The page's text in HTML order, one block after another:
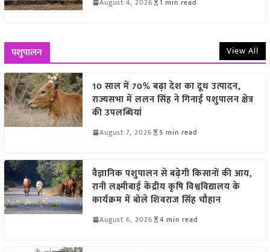
पशुपालन View All
10 साल में 70% बढ़ा देश का दूध उत्पादन,
राज्यसभा में ललन सिंह ने गिनाईं पशुपालन क्षेत्र
की उपलब्धियां
August 7, 2026 5 min read
वैज्ञानिक पशुपालन से बढ़ेगी किसानों की आय,
रानी लक्ष्मीबाई केंद्रीय कृषि विश्वविद्यालय के
कार्यक्रम में बोले शिवराज सिंह चौहान
August 6, 2026 4 min read